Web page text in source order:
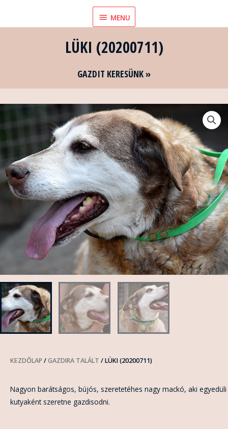
MENU
MENU
LÜKI (20200711)
GAZDIT KERESÜNK »
KEZDŐLAP /GAZDIRA TALÁLT / LÜKI (20200711)
Nagyon barátságos, bújós, szeretetéhes nagy mackó, aki egyedüli
kutyaként szeretne gazdisodni.